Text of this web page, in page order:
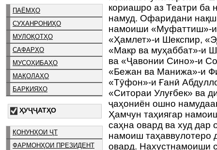
ПАЁМҲО
СУХАНРОНИҲО
МУЛОҚОТҲО
САФАРҲО
МУСОҲИБАҲО
МАҚОЛАҲО
БАРҚИЯҲО
ҲУҶҶАТҲО
ҚОНУНҲОИ ҶТ
ФАРМОНҲОИ ПРЕЗИДЕНТ
кориашро аз Театри ба
намуд. Офаридани
намоиши «Муфаттиш»-и
«Ҳамлет»-и Шекспир,
«Макр ва муҳаббат»-и
ва «Ҷавонии Сино»-и
«Бежан ва Манижа»-и
«Тӯфон»-и Ғанӣ
«Ситораи Улуғбек» ва
ҷаҳониён ошно
Ҳамчун таҳиягар
саҳна овард ва худ дар
намоиш таҳаввулотеро
овард. Нахустнамоиши